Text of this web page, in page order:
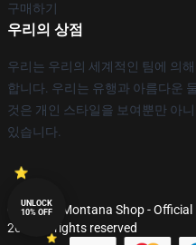
구매하기
우리의 상점
우리는 우리의 세계적인 팀에 의
합니다. 우리는 유행과 아름다운
것은 개인 스타일을 보여뿐만 아
있습니다.
© French Montana Shop -
2026 all rights reserved
UNLOCK
10% OFF